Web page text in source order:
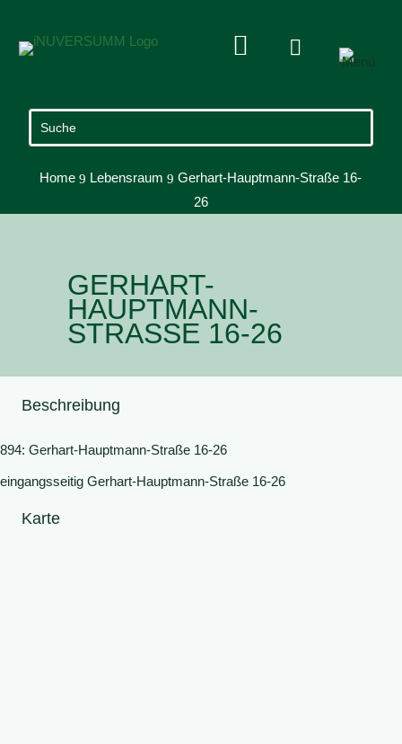
 
Home 9 Lebensraum 9 Gerhart-Hauptmann-Straße 16-
26
GERHART-
HAUPTMANN-
STRASSE 16-26
Beschreibung
894: Gerhart-Hauptmann-Straße 16-26
eingangsseitig Gerhart-Hauptmann-Straße 16-26
Karte